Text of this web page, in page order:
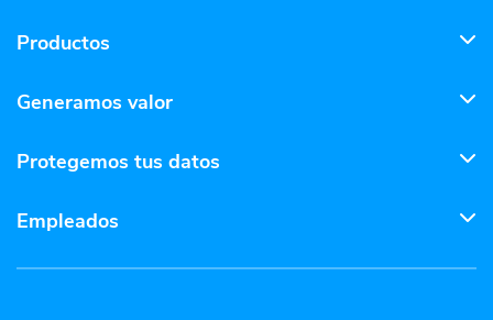
Productos
Generamos valor
Protegemos tus datos
Empleados